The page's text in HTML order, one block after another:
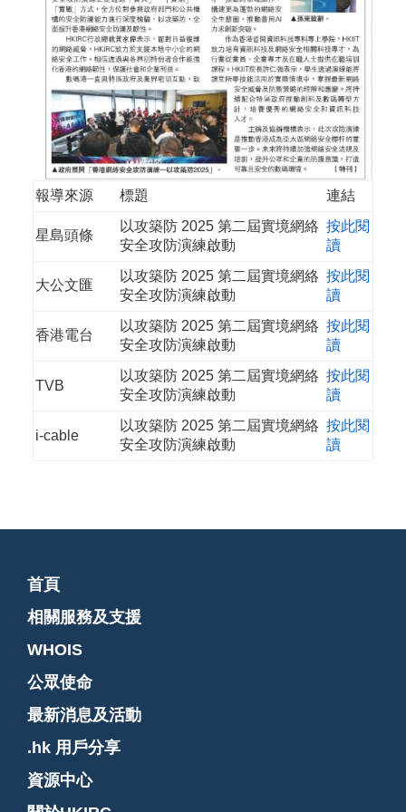
報導來源 標題 連結
星島頭條
以攻築防 2025 第二屆實境網絡
安全攻防演練啟動
按此閱
讀
大公文匯
以攻築防 2025 第二屆實境網絡
安全攻防演練啟動
按此閱
讀
香港電台
以攻築防 2025 第二屆實境網絡
安全攻防演練啟動
按此閱
讀
TVB
以攻築防 2025 第二屆實境網絡
安全攻防演練啟動
按此閱
讀
i-cable
以攻築防 2025 第二屆實境網絡
安全攻防演練啟動
按此閱
讀
首頁
相關服務及支援
WHOIS
公眾使命
最新消息及活動
.hk 用戶分享
資源中心